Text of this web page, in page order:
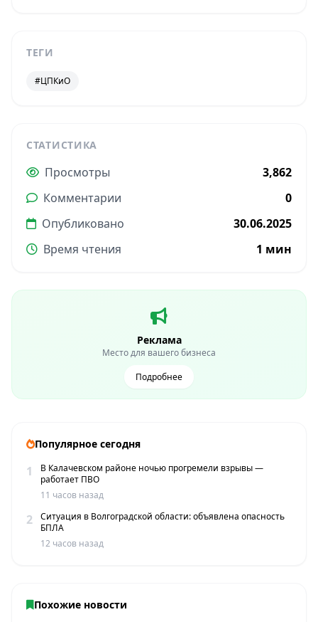
ТЕГИ
#ЦПКиО
СТАТИСТИКА
Просмотры
3,862
Комментарии
0
Опубликовано
30.06.2025
Время чтения
1 мин
Реклама
Место для вашего бизнеса
Подробнее
Популярное сегодня
1
В Калачевском районе ночью прогремели взрывы —
работает ПВО
11 часов назад
2
Ситуация в Волгоградской области: объявлена опасность
БПЛА
12 часов назад
Похожие новости